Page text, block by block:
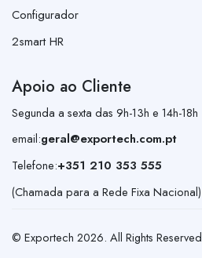
Configurador
2smart HR
Apoio ao Cliente
Segunda a sexta das 9h-13h e 14h-18h
email:geral@exportech.com.pt
Telefone:+351 210 353 555
(Chamada para a Rede Fixa Nacional)
© Exportech 2026. All Rights Reserved